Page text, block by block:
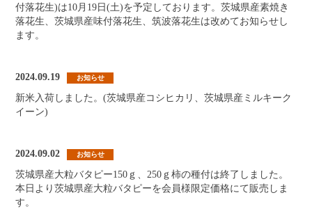
付落花生)は10月19日(土)を予定しております。茨城県産素焼き
落花生、茨城県産味付落花生、筑波落花生は改めてお知らせし
ます。
2024.09.19 お知らせ
新米入荷しました。(茨城県産コシヒカリ、茨城県産ミルキーク
イーン)
2024.09.02 お知らせ
茨城県産大粒バタピー150ｇ、250ｇ柿の種付は終了しました。
本日より茨城県産大粒バタピーを会員様限定価格にて販売しま
す。